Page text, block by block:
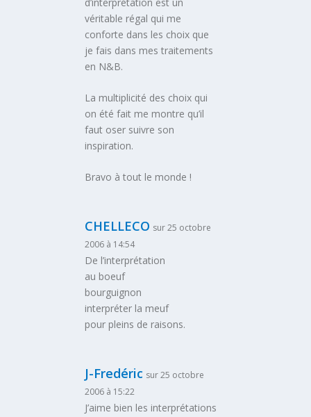
véritable régal qui me
conforte dans les choix que
je fais dans mes traitements
en N&B.
La multiplicité des choix qui
on été fait me montre qu’il
faut oser suivre son
inspiration.
Bravo à tout le monde !
CHELLECO sur 25 octobre
2006 à 14:54
De l’interprétation
au boeuf
bourguignon
interpréter la meuf
pour pleins de raisons.
J-Fredéric sur 25 octobre
2006 à 15:22
J’aime bien les interprétations